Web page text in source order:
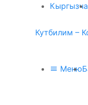
Кыргызча
Кутбилим –
Меню